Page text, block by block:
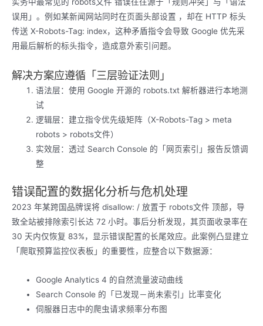
实务中最常见的 robots文件 错误往往源于「规则冲突」与「语法
误用」。例如某新闻网站同时在页面头部设置 ，却在 HTTP 标头
传送 X-Robots-Tag: index，这种矛盾指令会导致 Google 优先采
用最后解析的标头指令，造成意外索引问题。
解决方案应遵循「三层验证法则」
语法层：使用 Google 开源的 robots.txt 解析器进行本地测
试
逻辑层：建立指令优先级矩阵（X-Robots-Tag > meta
robots > robots文件）
实效层：透过 Search Console 的「网页索引」报告反馈调
整
错误配置的数据化分析与危机处理
2023 年某跨国品牌误将 disallow: / 放置于 robots文件 顶部，导
致全站被排除索引长达 72 小时。事后分析发现，其页面收录率在
30 天内仅恢复 83%，显示错误配置的长尾效应。此案例凸显建立
「爬取预算监控仪表板」的重要性，应整合以下数据源：
Google Analytics 4 的自然流量波动曲线
Search Console 的「已发现－尚未索引」比率变化
伺服器日志中的爬虫请求频率分布图